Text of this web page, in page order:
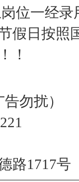
位一经
假日按照
！
勿扰）
路1717号